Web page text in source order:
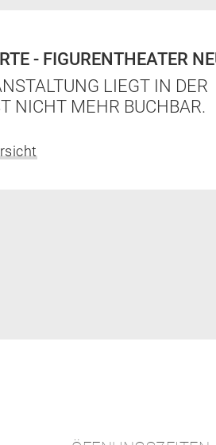
- FIGURENTHEATER
LIEGT IN DER
NICHT MEHR BUCHBAR.